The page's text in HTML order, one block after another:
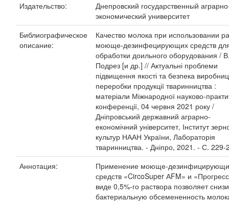
Издательство:
Днепровский государственный
экономический университет
Библиографическое
описание:
Качество молока при использовании
моюще-дезинфецирующих средств
обработки доильного оборудования /
Подрез [и др.] // Актуальні проблеми
підвищення якості та безпека
переробки продукції тваринництва :
матеріали Міжнародної науково-
конференції, 04 червня 2021 року /
Дніпровський державний аграрно-
економічний університет, Інститут
культур НААН України, Лабораторія
тваринництва. - Дніпро, 2021. - С. 229-
Аннотация:
Применение моюще-
средств «CircoSuper АFM» и
виде 0,5%-го раствора позволяет
бактериальную обсемененность